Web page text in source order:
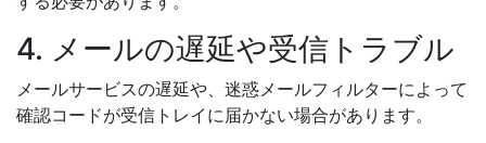
4. メールの遅延や受信トラブル
メールサービスの遅延や、迷惑メールフィルターによって
確認コードが受信トレイに届かない場合があります。